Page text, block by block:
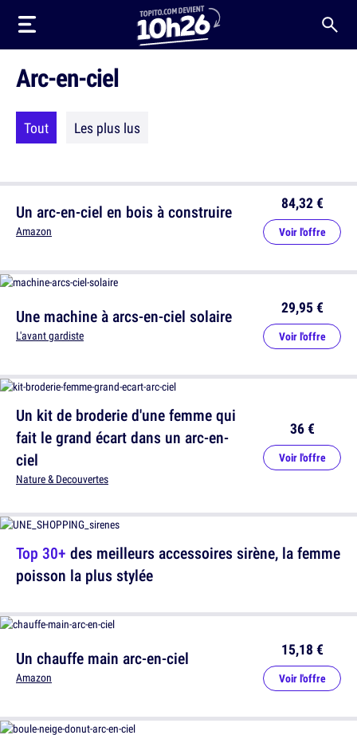
Arc-en-ciel
Tout Les plus lus
Un arc-en-ciel en bois à construire
Amazon
84,32 €
Voir l'offre
Un kit de broderie d'une femme qui
fait le grand écart dans un arc-en-
ciel
Nature & Decouvertes
36 €
Voir l'offre
Un chauffe main arc-en-ciel
Amazon
15,18 €
Voir l'offre
Une machine à arcs-en-ciel solaire
L'avant gardiste
29,95 €
Voir l'offre
Top 30+ des meilleurs accessoires sirène, la femme
poisson la plus stylée